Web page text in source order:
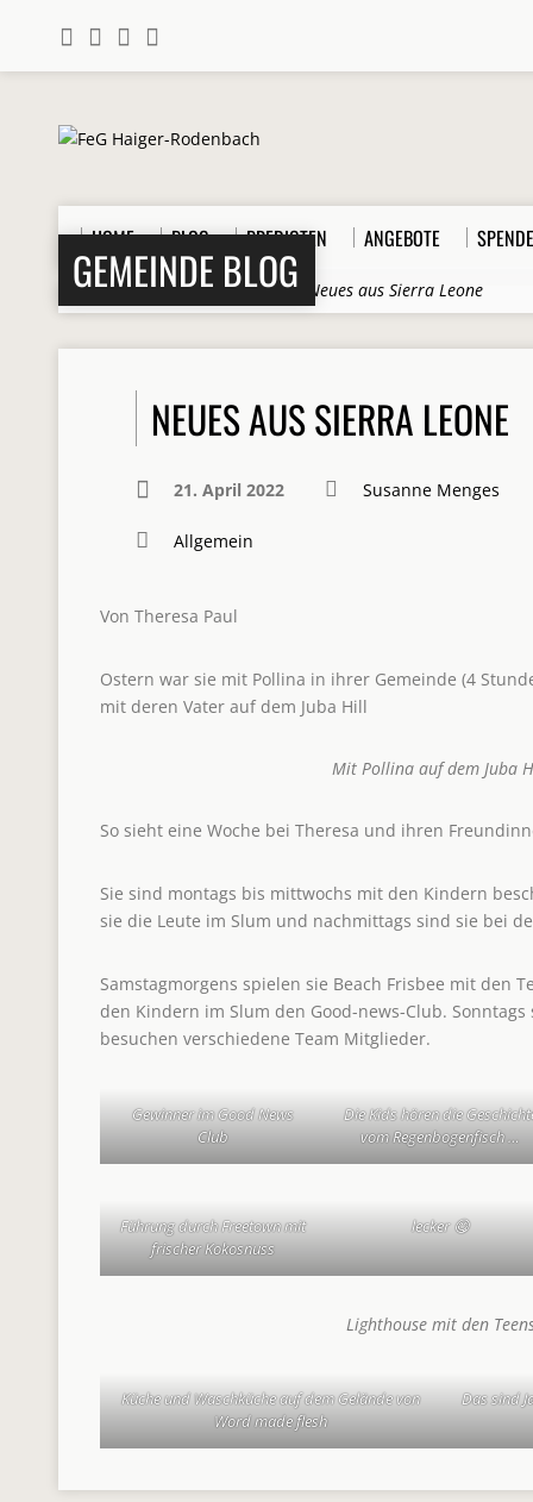
HOME BLOG PREDIGTEN ANGEBOTE
GEMEINDE BLOG
Home> Beiträge > Allgemein> Neues aus Sierra Leone
NEUES AUS SIERRA LEONE
21. April 2022 Susanne Menges
Allgemein
Von Theresa Paul
Ostern war sie mit Pollina in ihrer Gemeinde (4
mit deren Vater auf dem Juba Hill
Mit Pollina auf dem Juba
So sieht eine Woche bei Theresa und ihren
Sie sind montags bis mittwochs mit den Kindern
sie die Leute im Slum und nachmittags sind sie bei
Samstagmorgens spielen sie Beach Frisbee mit den
den Kindern im Slum den Good-news-Club.
besuchen verschiedene Team Mitglieder.
Gewinner im Good News
Club
Die Kids hören die
vom Regenbogenfisch …
Führung durch Freetown mit
frischer Kokosnuss
lecker 😋
Lighthouse mit den
Küche und Waschküche auf dem Gelände von
Word made flesh
Das sind